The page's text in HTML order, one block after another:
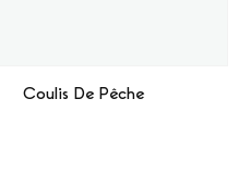
Coulis De Pêche